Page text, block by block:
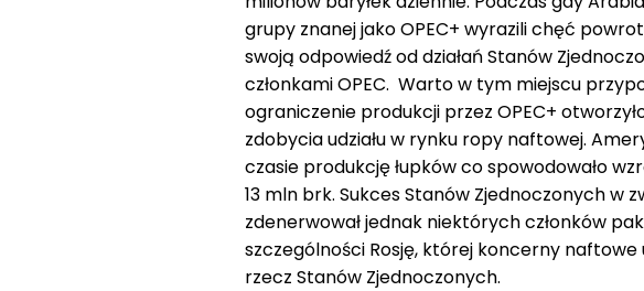
grupy znanej jako OPEC+ wyrazili chęć
swoją odpowiedź od działań Stanów
członkami OPEC. Warto w tym miejscu
ograniczenie produkcji przez OPEC+
zdobycia udziału w rynku ropy naftowej.
czasie produkcję łupków co spowodowało
13 mln brk. Sukces Stanów Zjednoczonych w
zdenerwował jednak niektórych członków
szczególności Rosję, której koncerny naftowe
rzecz Stanów Zjednoczonych.